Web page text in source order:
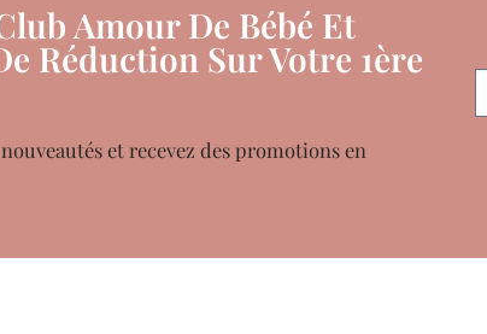
Amour De Bébé Et
Réduction Sur Votre 1ère
et recevez des promotions en